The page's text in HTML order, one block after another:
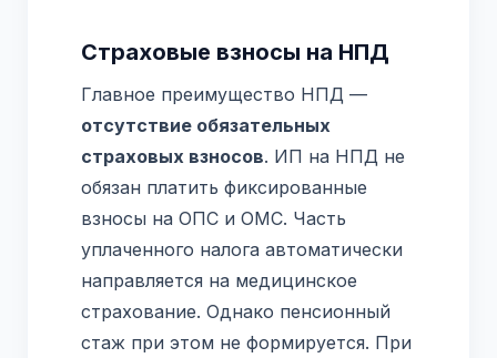
Страховые взносы на НПД
Главное преимущество НПД —
отсутствие обязательных
страховых взносов. ИП на НПД не
обязан платить фиксированные
взносы на ОПС и ОМС. Часть
уплаченного налога автоматически
направляется на медицинское
страхование. Однако пенсионный
стаж при этом не формируется. При